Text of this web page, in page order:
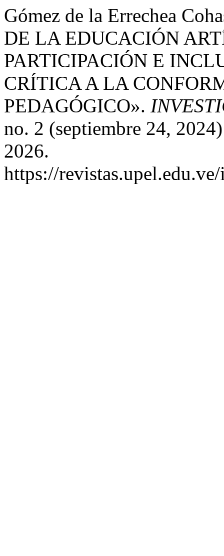
Gómez de la Errechea
DE LA EDUCACIÓN
PARTICIPACIÓN E
CRÍTICA A LA
PEDAGÓGICO».
no. 2 (septiembre 24,
2026.
https://